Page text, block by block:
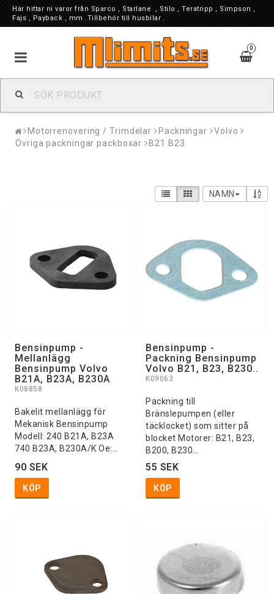
Här hittar ni varor från Sparco , Starlane , Stilo , Teratripp , Simpson ,
Fajs , Payback , mm .Tillbehör till husbilar .
0
Motorrenovering / Trimdelar Packningar
Volvo
Övriga packningar packboxar
B21 B23
NAMN
Bensinpump -
Mellanlägg
Bensinpump Volvo
B21A, B23A, B230A
K08858
Bakelit mellanlägg för
Mekanisk Bensinpump
Modell: 240 B21A, B23A
740 B23A, B230A/K Oe:…
90 SEK
KÖP
Bensinpump -
Packning Bensinpump
Volvo B21, B23, B230..
K09063
Packning till
Bränslepumpen (eller
täcklocket) som sitter på
blocket Motorer: B21, B23,
B200, B230…
55 SEK
KÖP